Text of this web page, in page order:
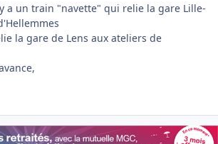
a un train "navette" qui relie la gare Lille-
la gare de Lens aux ateliers de